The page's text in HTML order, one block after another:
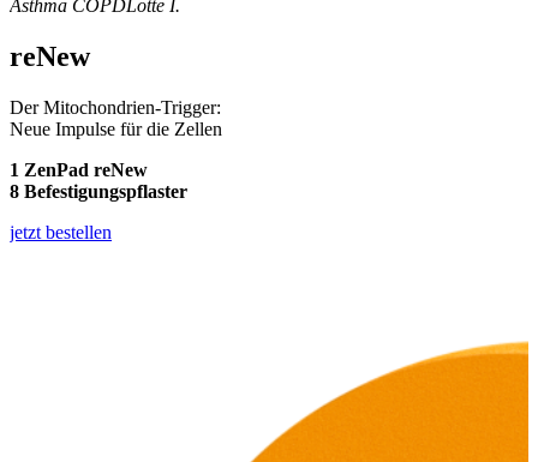
Asthma COPDLotte I.
reNew
Der Mitochondrien-Trigger:
Neue Impulse für die Zellen
1 ZenPad reNew
8 Befestigungspflaster
jetzt bestellen